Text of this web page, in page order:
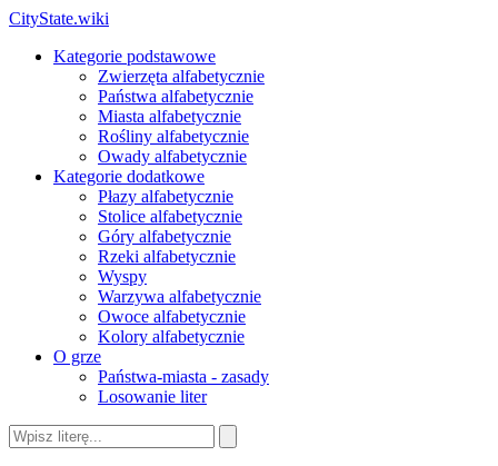
CityState.wiki
Kategorie podstawowe
Zwierzęta alfabetycznie
Państwa alfabetycznie
Miasta alfabetycznie
Rośliny alfabetycznie
Owady alfabetycznie
Kategorie dodatkowe
Płazy alfabetycznie
Stolice alfabetycznie
Góry alfabetycznie
Rzeki alfabetycznie
Wyspy
Warzywa alfabetycznie
Owoce alfabetycznie
Kolory alfabetycznie
O grze
Państwa-miasta - zasady
Losowanie liter